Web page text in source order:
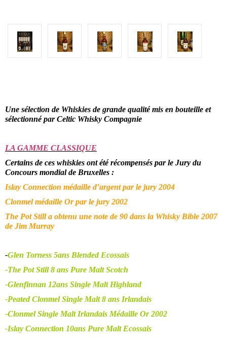
Une sélection de Whiskies de grande qualité mis en bouteille et
sélectionné par Celtic Whisky Compagnie
LA GAMME CLASSIQUE
Certains de ces whiskies ont été récompensés par le Jury du
Concours mondial de Bruxelles :
Islay Connection médaille d’argent par le jury 2004
Clonmel médaille Or par le jury 2002
The Pot Still a obtenu une note de 90 dans la Whisky Bible 2007
de Jim Murray
-Glen Torness 5ans Blended Ecossais
-The Pot Still 8 ans Pure Malt Scotch
-Glenfinnan 12ans Single Malt Highland
-Peated Clonmel Single Malt 8 ans Irlandais
-Clonmel Single Malt Irlandais Médaille Or 2002
-Islay Connection 10ans Pure Malt Ecossais